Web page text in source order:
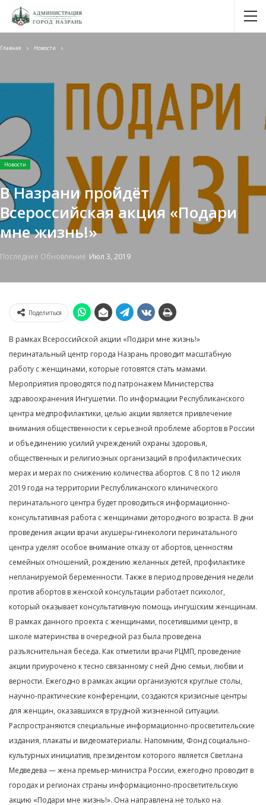
Главная Новости
Новости
В Назрани пройдёт
Всероссийская акция «Подари
мне жизнь!»
Последнее Обновление Июл 3, 2019
Поделиться
В рамках Всероссийской акции «Подари мне жизнь!»
перинатальный центр города Назрань проводит масштабную
работу с женщинами, которые готовятся стать мамами.
Мероприятия проводятся под патронажем Министерства
здравоохранения Ингушетии. По информации Республиканского
центра медпрофилактики, целью акции является привлечение
внимания общественности к серьезной проблеме абортов в России
и объединению усилий учреждений охраны здоровья,
общественных и религиозных организаций в профилактических
мерах и мерах по снижению количества абортов. С 8 по 12 июля
2019 года на территории Республиканского клинического
перинатального центра будет проводиться информационно-
консультативная работа с женщинами детородного возраста. В дни
проведения акции врачи акушеры-гинекологи перинатального
центра уделят особое внимание отказу от абортов, ценностям
семейных отношений, рождению желанных детей, профилактике
непланируемой беременности. Также в период проведения недели
против абортов в женской консультации работает психолог,
который оказывает консультативную помощь ингушским женщинам.
В рамках данного проекта с женщинами, посетившими центр, в
школе материнства в очередной раз была проведена
разъяснительная беседа. Как отметили врачи РЦМП, проведение
акции приурочено к тесно связанному с ней Дню семьи, любви и
верности. Ежегодно в рамках акции организуются круглые столы,
научно-практические конференции, создаются кризисные центры
для женщин, оказавшихся в трудной жизненной ситуации.
Распространяются специальные информационно-просветительские
издания, плакаты и видеоматериалы. Напомним, Фонд социально-
культурных инициатив, президентом которого является Светлана
Медведева — жена премьер-министра России, ежегодно проводит в
городах и регионах страны информационно-просветительскую
акцию «Подари мне жизнь!». Она направлена не только на